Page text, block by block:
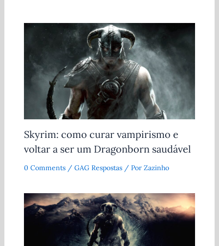
Skyrim: como curar vampirismo e
voltar a ser um Dragonborn saudável
0 Comments / GAG Respostas/ Por Zazinho